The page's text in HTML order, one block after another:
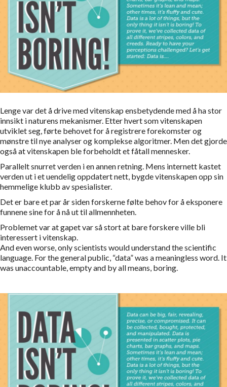
Lenge var det å drive med vitenskap ensbetydende med å ha stor
innsikt i naturens mekanismer. Etter hvert som vitenskapen
utviklet seg, førte behovet for å registrere forekomster og
mønstre til nye analyser og komplekse algoritmer. Men det gjorde
også at vitenskapen ble forbeholdt et fåtall mennesker.
Parallelt snurret verden i en annen retning. Mens internett kastet
verden ut i et uendelig oppdatert nett, bygde vitenskapen opp sin
hemmelige klubb av spesialister.
Det er bare et par år siden forskerne følte behov for å eksponere
funnene sine for å nå ut til allmennheten.
Problemet var at gapet var så stort at bare forskere ville bli
interessert i vitenskap.
And even worse, only scientists would understand the scientific
language. For the general public, “data” was a meaningless word. It
was unaccountable, empty and by all means, boring.